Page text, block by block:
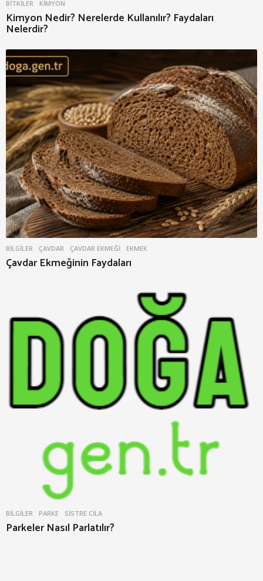
BITKILER KIMYON
Kimyon Nedir? Nerelerde Kullanılır? Faydaları
Nelerdir?
BILGILER ÇAVDAR ,ÇAVDAR EKMEĞI ,EKMEK
Çavdar Ekmeğinin Faydaları
BILGILER PARKE ,SISTRE CILA
Parkeler Nasıl Parlatılır?